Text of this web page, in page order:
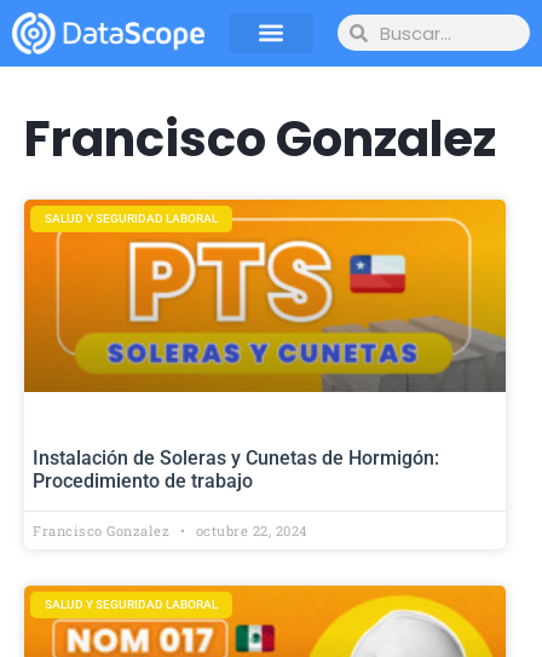
Francisco Gonzalez
SALUD Y SEGURIDAD LABORAL
Instalación de Soleras y Cunetas de Hormigón:
Procedimiento de trabajo
Francisco Gonzalez octubre 22, 2024
SALUD Y SEGURIDAD LABORAL